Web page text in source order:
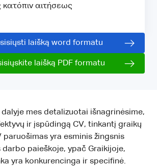
κατόπιν αιτήσεως
laišką word formatu
laišką PDF formatu
mes detalizuotai išnagrinėsime,
ir įspūdingą CV, tinkantį graikų
paruošimas yra esminis žingsnis
darbo paieškoje, ypač Graikijoje,
yra konkurencinga ir specifinė.